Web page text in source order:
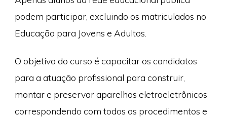
podem participar, excluindo os matriculados no
Educação para Jovens e Adultos.
O objetivo do curso é capacitar os candidatos
para a atuação profissional para construir,
montar e preservar aparelhos eletroeletrônicos
correspondendo com todos os procedimentos e